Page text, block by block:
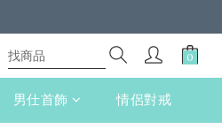
男仕首飾 情侶對戒